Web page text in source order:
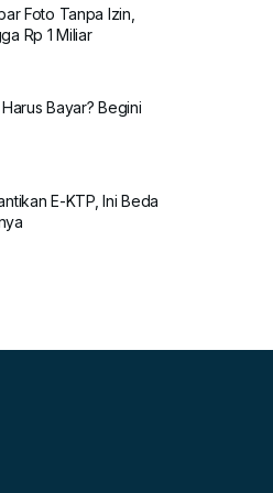
Foto Tanpa Izin,
Rp 1 Miliar
Bayar? Begini
E-KTP, Ini Beda